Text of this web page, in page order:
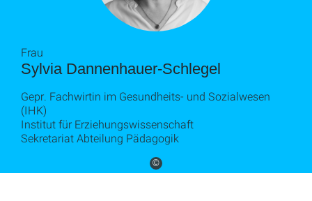
©
Sylvia Dannenhauer-Schlegel
Frau
Gepr. Fachwirtin im Gesundheits- und Sozialwesen
(IHK)
Institut für Erziehungswissenschaft
Sekretariat Abteilung Pädagogik